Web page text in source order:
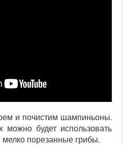
и почистим шампиньоны.
будет использовать
порезанные грибы.